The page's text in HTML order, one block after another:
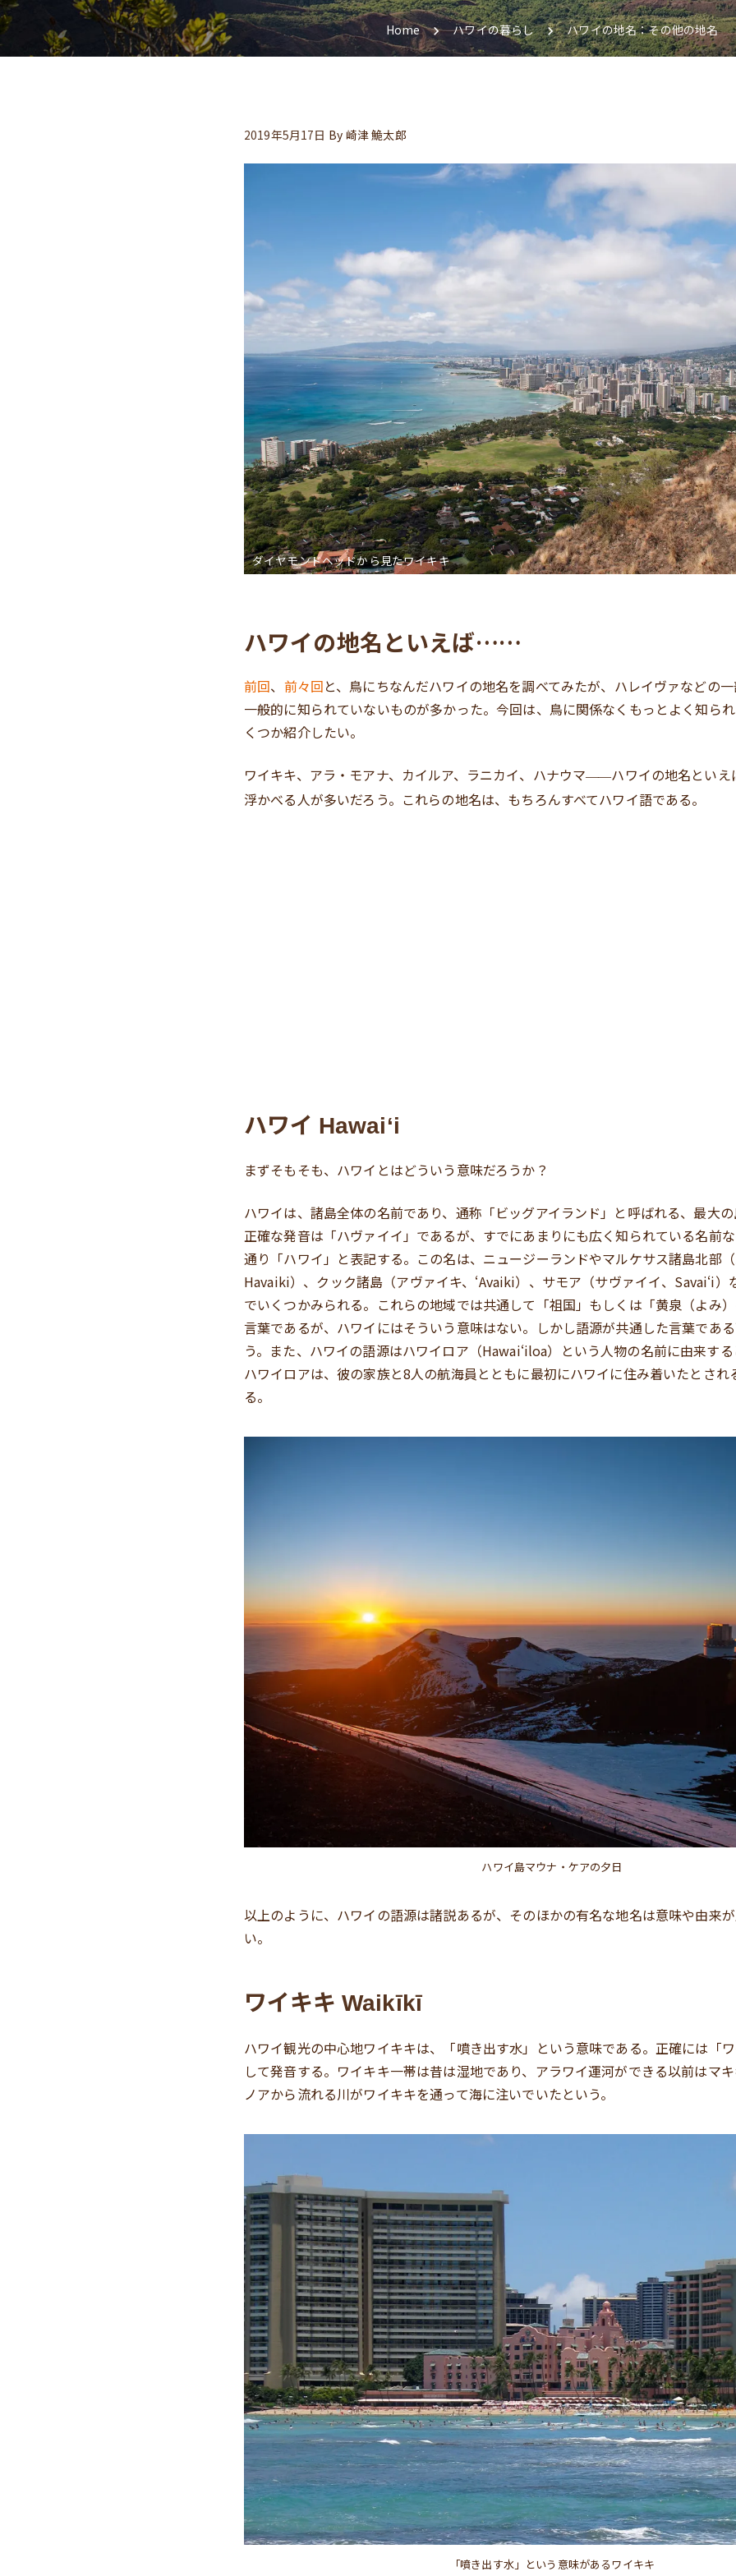
Home ハワイの暮らし ハワイの地名：その他の地名
2019年5月17日 By 崎津 鮠太郎
ダイヤモンドヘッドから見たワイキキ
ハワイの地名といえば……
前回、 前々回と、鳥にちなんだハワイの地名を調べてみたが、ハレイヴァなどの
一般的に知られていないものが多かった。今回は、鳥に関係なくもっとよく知ら
くつか紹介したい。
ワイキキ、アラ・モアナ、カイルア、ラニカイ、ハナウマ——ハワイの地名とい
浮かべる人が多いだろう。これらの地名は、もちろんすべてハワイ語である。
ハワイ Hawaiʻi
まずそもそも、ハワイとはどういう意味だろうか？
ハワイは、諸島全体の名前であり、通称「ビッグアイランド」と呼ばれる、最大の
正確な発音は「ハヴァイイ」であるが、すでにあまりにも広く知られている名前
通り「ハワイ」と表記する。この名は、ニュージーランドやマルケサス諸島北部（
Havaiki）、クック諸島（アヴァイキ、ʻAvaiki）、サモア（サヴァイイ、Savaiʻi）
でいくつかみられる。これらの地域では共通して「祖国」もしくは「黄泉（よみ
言葉であるが、ハワイにはそういう意味はない。しかし語源が共通した言葉であ
う。また、ハワイの語源はハワイロア（Hawaiʻiloa）という人物の名前に由来する
ハワイロアは、彼の家族と8人の航海員とともに最初にハワイに住み着いたとされ
る。
ハワイ島マウナ・ケアの夕日
以上のように、ハワイの語源は諸説あるが、そのほかの有名な地名は意味や由来
い。
ワイキキ Waikīkī
ハワイ観光の中心地ワイキキは、「噴き出す水」という意味である。正確には「
して発音する。ワイキキ一帯は昔は湿地であり、アラワイ運河ができる以前はマ
ノアから流れる川がワイキキを通って海に注いでいたという。
「噴き出す水」という意味があるワイキキ